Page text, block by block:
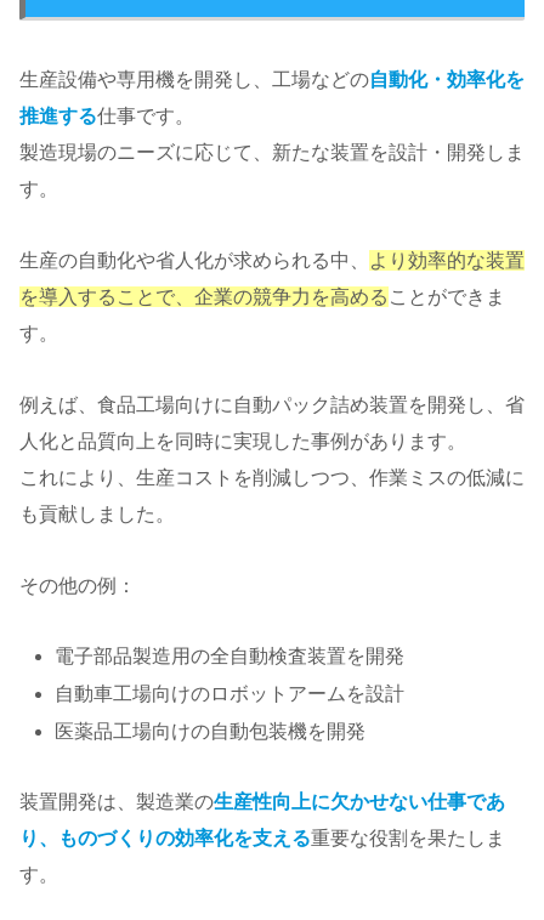
生産設備や専用機を開発し、工場などの自動化・効率化を
推進する仕事です。
製造現場のニーズに応じて、新たな装置を設計・開発しま
す。
生産の自動化や省人化が求められる中、
より効率的な装置
を導入することで、企業の競争力を高める ことができま
す。
例えば、食品工場向けに自動パック詰め装置を開発し、省
人化と品質向上を同時に実現した事例があります。
これにより、生産コストを削減しつつ、作業ミスの低減に
も貢献しました。
その他の例：
電子部品製造用の全自動検査装置を開発
自動車工場向けのロボットアームを設計
医薬品工場向けの自動包装機を開発
装置開発は、製造業の生産性向上に欠かせない仕事であ
り、ものづくりの効率化を支える重要な役割を果たしま
す。